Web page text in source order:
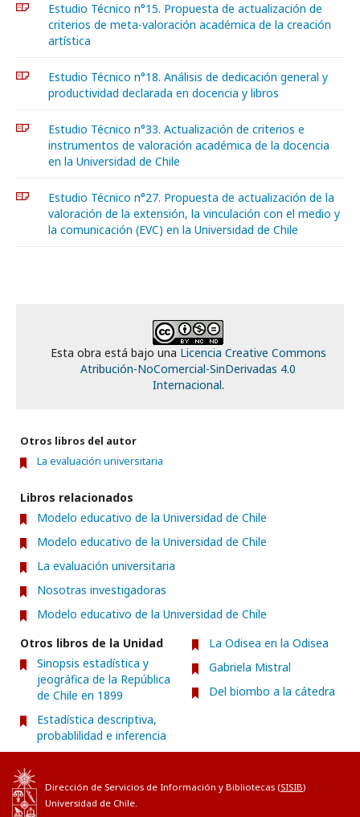
Estudio Técnico n°15. Propuesta de actualización de
criterios de meta-valoración académica de la creación
artística
Estudio Técnico n°18. Análisis de dedicación general y
productividad declarada en docencia y libros
Estudio Técnico n°33. Actualización de criterios e
instrumentos de valoración académica de la docencia
en la Universidad de Chile
Estudio Técnico n°27. Propuesta de actualización de la
valoración de la extensión, la vinculación con el medio y
la comunicación (EVC) en la Universidad de Chile
Esta obra está bajo una Licencia Creative Commons
Atribución-NoComercial-SinDerivadas 4.0
Internacional.
Otros libros del autor
La evaluación universitaria
Libros relacionados
Modelo educativo de la Universidad de Chile
Modelo educativo de la Universidad de Chile
La evaluación universitaria
Nosotras investigadoras
Modelo educativo de la Universidad de Chile
Otros libros de la Unidad
Sinopsis estadística y
jeográfica de la República
de Chile en 1899
Estadística descriptiva,
probablilidad e inferencia
La Odisea en la Odisea
Gabriela Mistral
Del biombo a la cátedra
Dirección de Servicios de Información y Bibliotecas (SISIB)
Universidad de Chile.